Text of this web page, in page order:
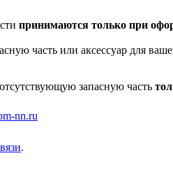
принимаются только при
часть или аксессуар для
запасную часть
nn.ru
.